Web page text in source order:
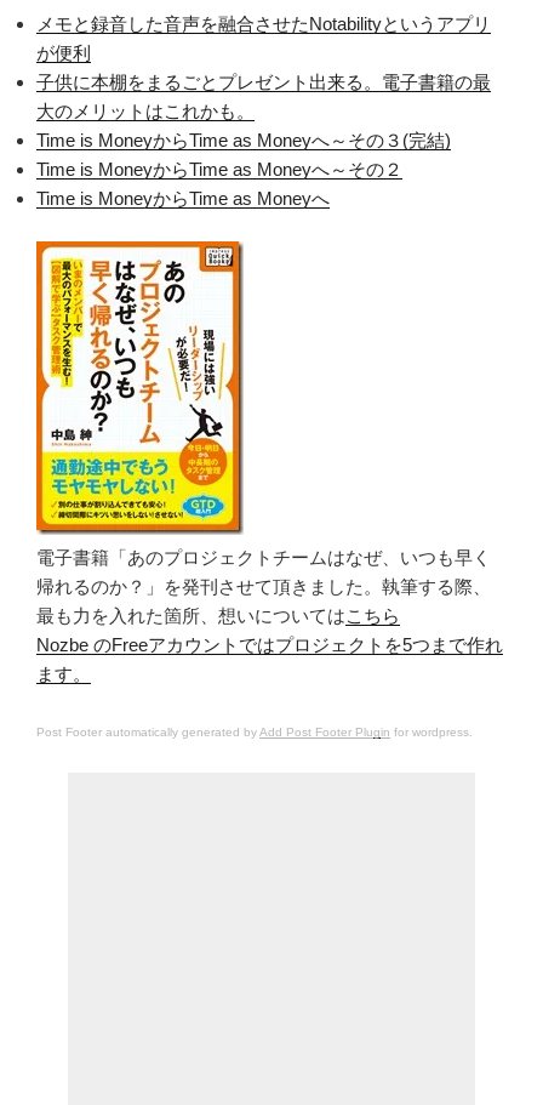
メモと録音した音声を融合させたNotabilityというアプリ
が便利
子供に本棚をまるごとプレゼント出来る。電子書籍の最
大のメリットはこれかも。
Time is MoneyからTime as Moneyへ～その３(完結)
Time is MoneyからTime as Moneyへ～その２
Time is MoneyからTime as Moneyへ
電子書籍「あのプロジェクトチームはなぜ、いつも早く
帰れるのか？」を発刊させて頂きました。執筆する際、
最も力を入れた箇所、想いについてはこちら
Nozbe のFreeアカウントではプロジェクトを5つまで作れ
ます。
Post Footer automatically generated byAdd Post Footer Plugin for wordpress.